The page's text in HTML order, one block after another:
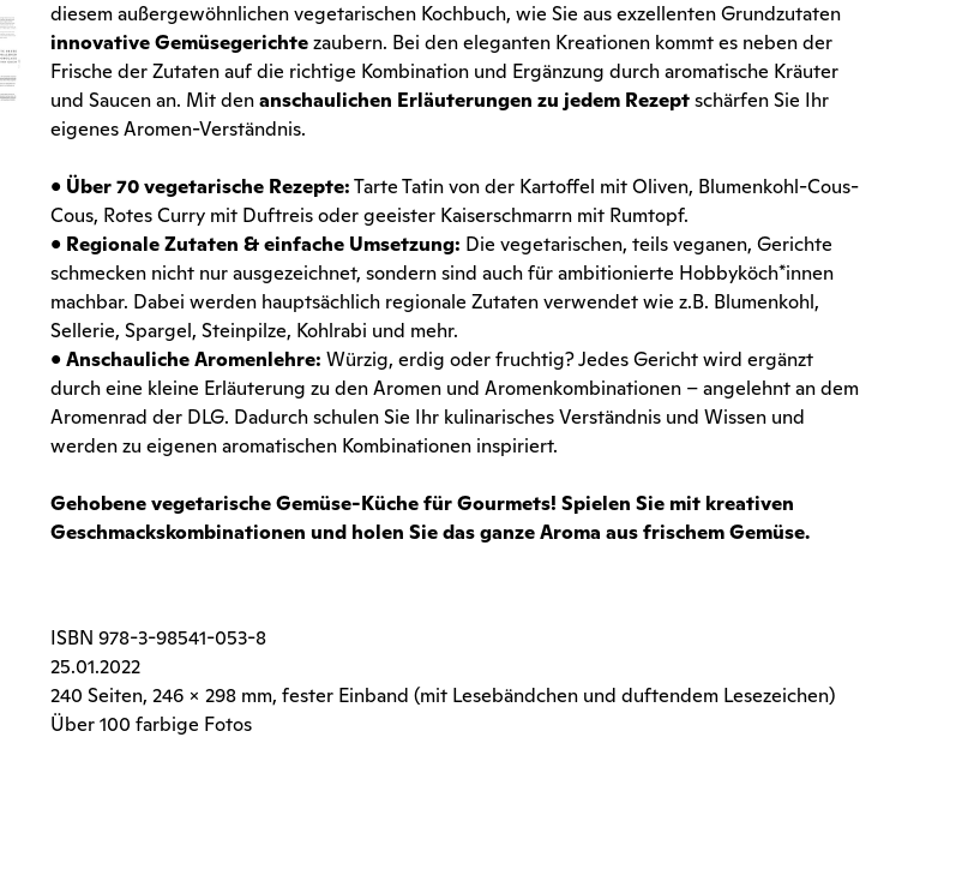
diesem außergewöhnlichen vegetarischen Kochbuch, wie Sie aus exzellenten Grundzutaten
innovative Gemüsegerichtezaubern. Bei den eleganten Kreationen kommt es neben der
Frische der Zutaten auf die richtige Kombination und Ergänzung durch aromatische Kräuter
und Saucen an. Mit denanschaulichen Erläuterungen zu jedem Rezeptschärfen Sie Ihr
eigenes Aromen-Verständnis.
• Über 70 vegetarische Rezepte:Tarte Tatin von der Kartoffel mit Oliven, Blumenkohl-Cous-
Cous, Rotes Curry mit Duftreis oder geeister Kaiserschmarrn mit Rumtopf.
• Regionale Zutaten & einfache Umsetzung: Die vegetarischen, teils veganen, Gerichte
schmecken nicht nur ausgezeichnet, sondern sind auch für ambitionierte Hobbyköch*innen
machbar. Dabei werden hauptsächlich regionale Zutaten verwendet wie z.B. Blumenkohl,
Sellerie, Spargel, Steinpilze, Kohlrabi und mehr.
•Anschauliche Aromenlehre: Würzig, erdig oder fruchtig? Jedes Gericht wird ergänzt
durch eine kleine Erläuterung zu den Aromen und Aromenkombinationen – angelehnt an dem
Aromenrad der DLG. Dadurch schulen Sie Ihr kulinarisches Verständnis und Wissen und
werden zu eigenen aromatischen Kombinationen inspiriert.
Gehobene vegetarische Gemüse-Küche für Gourmets! Spielen Sie mit kreativen
Geschmackskombinationen und holen Sie das ganze Aroma aus frischem Gemüse.
ISBN 978-3-98541-053-8
25.01.2022
240 Seiten, 246 x 298 mm, fester Einband (mit Lesebändchen und duftendem Lesezeichen)
Über 100 farbige Fotos